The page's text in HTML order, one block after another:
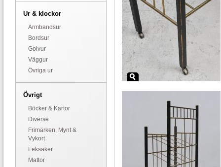
Ur & klockor
Armbandsur
Bordsur
Golvur
Väggur
Övriga ur
Övrigt
Böcker & Kartor
Diverse
Frimärken, Mynt &
Vykort
Leksaker
Mattor